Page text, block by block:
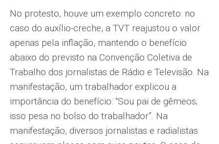
No protesto, houve um exemplo concreto: no
caso do auxílio-creche, a TVT reajustou o valor
apenas pela inflação, mantendo o benefício
abaixo do previsto na Convenção Coletiva de
Trabalho dos jornalistas de Rádio e Televisão. Na
manifestação, um trabalhador explicou a
importância do benefício: “Sou pai de gêmeos;
isso pesa no bolso do trabalhador”. Na
manifestação, diversos jornalistas e radialistas